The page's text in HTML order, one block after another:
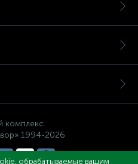
комплекс
1994-2026
обрабатываемые вашим